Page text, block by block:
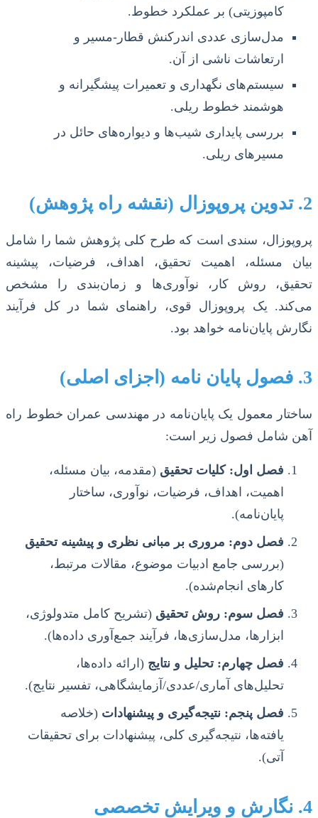
کامپوزیتی) بر عملکرد خطوط.
مدل‌سازی عددی اندرکنش قطار-مسیر و
ارتعاشات ناشی از آن.
سیستم‌های نگهداری و تعمیرات پیشگیرانه و
هوشمند خطوط ریلی.
بررسی پایداری شیب‌ها و دیواره‌های حائل در
مسیرهای ریلی.
2. تدوین پروپوزال (نقشه راه پژوهش)
پروپوزال، سندی است که طرح کلی پژوهش شما را شامل
بیان مسئله، اهمیت تحقیق، اهداف، فرضیات، پیشینه
تحقیق، روش کار، نوآوری‌ها و زمان‌بندی را مشخص
می‌کند. یک پروپوزال قوی، راهنمای شما در کل فرآیند
نگارش پایان‌نامه خواهد بود.
3. فصول پایان نامه (اجزای اصلی)
ساختار معمول یک پایان‌نامه در مهندسی عمران خطوط راه
آهن شامل فصول زیر است:
فصل اول: کلیات تحقیق (مقدمه، بیان مسئله،
اهمیت، اهداف، فرضیات، نوآوری، ساختار
پایان‌نامه).
فصل دوم: مروری بر مبانی نظری و پیشینه تحقیق
(بررسی جامع ادبیات موضوع، مقالات مرتبط،
کارهای انجام‌شده).
فصل سوم: روش تحقیق (تشریح کامل متدولوژی،
ابزارها، مدل‌سازی‌ها، فرآیند جمع‌آوری داده‌ها).
فصل چهارم: تحلیل و نتایج (ارائه داده‌ها،
تحلیل‌های آماری/عددی/آزمایشگاهی، تفسیر نتایج).
فصل پنجم: نتیجه‌گیری و پیشنهادات (خلاصه
یافته‌ها، نتیجه‌گیری کلی، پیشنهادات برای تحقیقات
آتی).
4. نگارش و ویرایش تخصصی